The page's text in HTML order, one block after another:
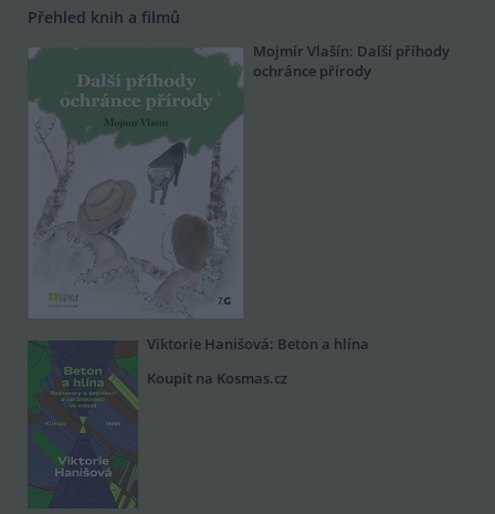
Přehled knih a filmů
Mojmír Vlašín: Další příhody
ochránce přírody
Viktorie Hanišová: Beton a hlína
Koupit na Kosmas.cz